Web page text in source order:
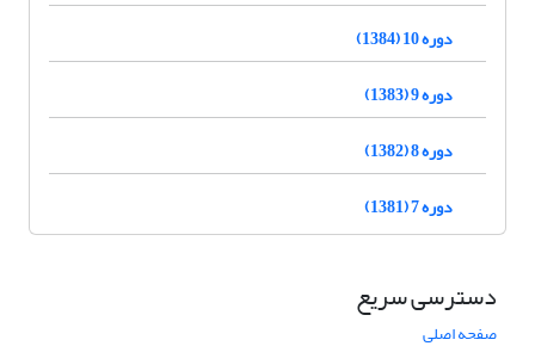
دوره 10 (1384)
دوره 9 (1383)
دوره 8 (1382)
دوره 7 (1381)
دسترسی سریع
صفحه اصلی